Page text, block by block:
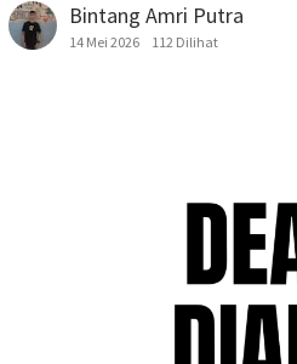
Bintang Amri Putra
14 Mei 2026 112 Dilihat